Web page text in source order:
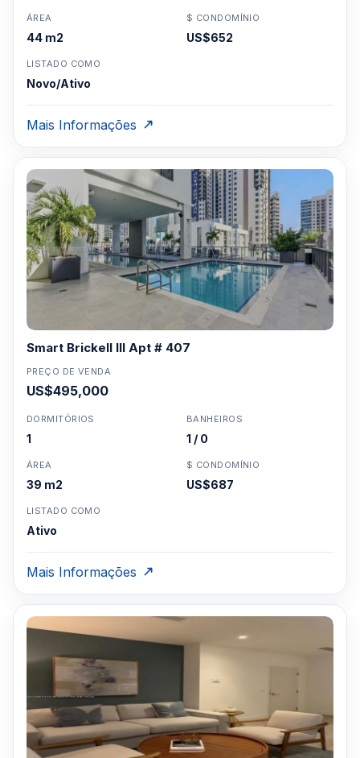
ÁREA
44 m2
$ CONDOMÍNIO
US$652
LISTADO COMO
Novo/Ativo
Mais Informações
Smart Brickell III Apt # 407
PREÇO DE VENDA
US$495,000
DORMITÓRIOS
1
BANHEIROS
1 / 0
ÁREA
39 m2
$ CONDOMÍNIO
US$687
LISTADO COMO
Ativo
Mais Informações